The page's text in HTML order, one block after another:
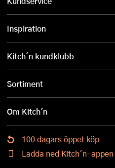
Inspiration
Kitch´n kundklubb
Sortiment
Om Kitch'n
100 dagars öppet köp
Ladda ned Kitch´n-appen